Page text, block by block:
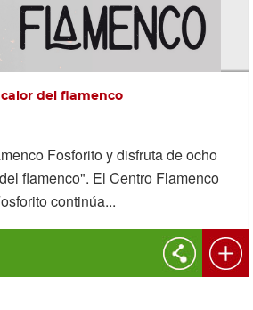
del flamenco
Fosforito y disfruta de ocho
flamenco". El Centro Flamenco
continúa...